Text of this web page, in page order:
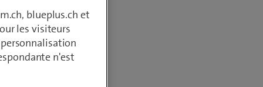
blueplus.ch et
les visiteurs
n'est